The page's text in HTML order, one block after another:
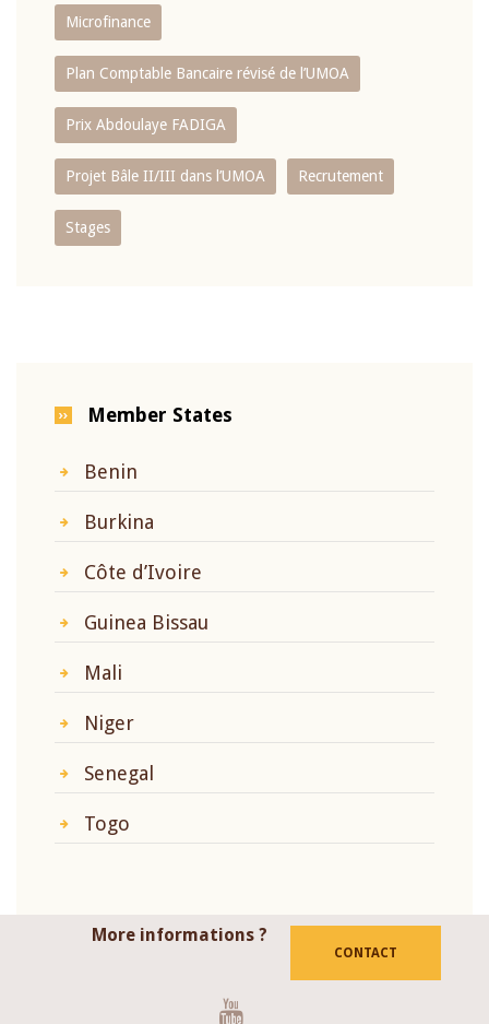
Microfinance
Plan Comptable Bancaire révisé de l’UMOA
Prix Abdoulaye FADIGA
Projet Bâle II/III dans l’UMOA Recrutement
Stages
Member States
Benin
Burkina
Côte d’Ivoire
Guinea Bissau
Mali
Niger
Senegal
Togo
More informations ?
CONTACT